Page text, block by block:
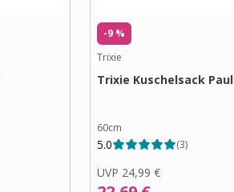
-9 %
Trixie
Trixie Kuschelsack Paul
60cm
5.0 (3)
UVP 24,99 €